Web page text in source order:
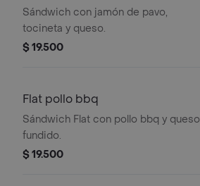
Sándwich con jamón de pavo,
tocineta y queso.
$ 19.500
Flat pollo bbq
Sándwich Flat con pollo bbq y queso
fundido.
$ 19.500